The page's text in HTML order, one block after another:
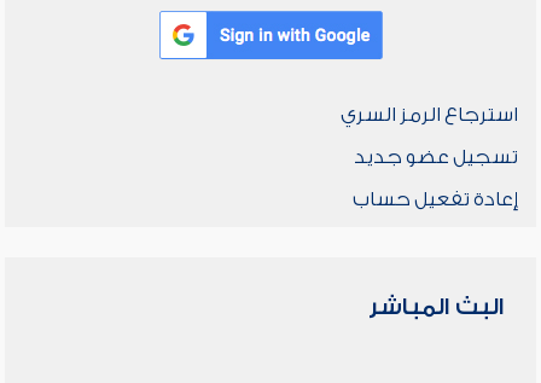
استرجاع الرمز السري
تسجيل عضو جديد
إعادة تفعيل حساب
البث المباشر